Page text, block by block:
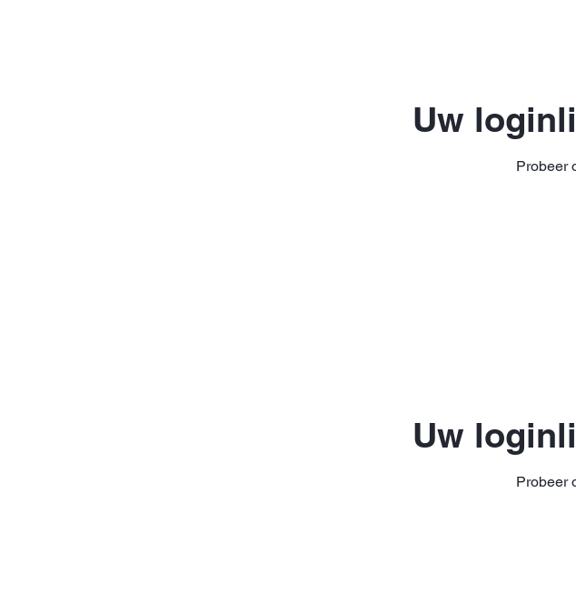
Uw
Probeer
Uw
Probeer